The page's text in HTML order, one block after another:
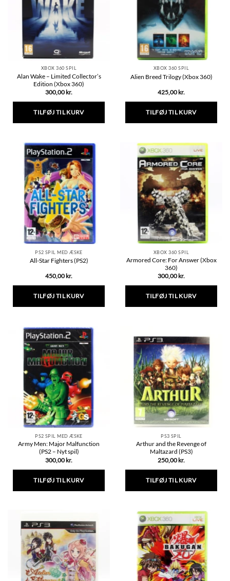
XBOX 360 SPIL
Alan Wake – Limited Collector’s
Edition (Xbox 360)
300,00 kr.
TILFØJ TIL KURV
XBOX 360 SPIL
Alien Breed Trilogy (Xbox 360)
425,00 kr.
TILFØJ TIL KURV
PS2 SPIL MED ÆSKE
All-Star Fighters (PS2)
450,00 kr.
TILFØJ TIL KURV
XBOX 360 SPIL
Armored Core: For Answer (Xbox
360)
300,00 kr.
TILFØJ TIL KURV
PS2 SPIL MED ÆSKE
Army Men: Major Malfunction
(PS2 – Nyt spil)
300,00 kr.
TILFØJ TIL KURV
PS3 SPIL
Arthur and the Revenge of
Maltazard (PS3)
250,00 kr.
TILFØJ TIL KURV